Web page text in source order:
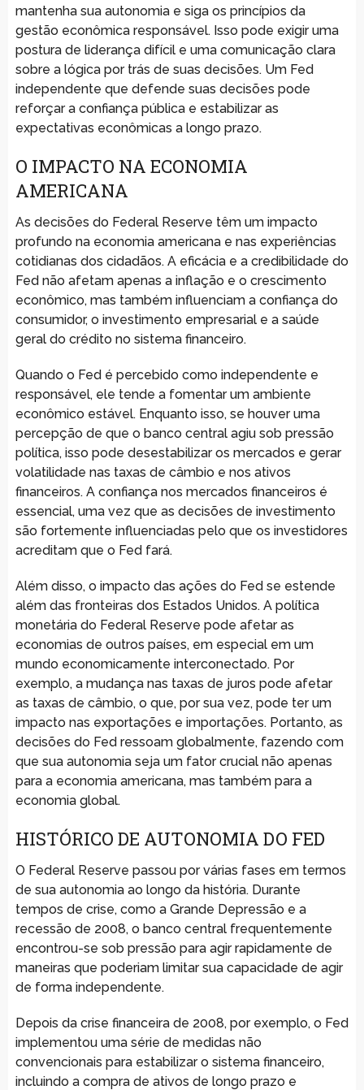
mantenha sua autonomia e siga os princípios da
gestão econômica responsável. Isso pode exigir uma
postura de liderança difícil e uma comunicação clara
sobre a lógica por trás de suas decisões. Um Fed
independente que defende suas decisões pode
reforçar a confiança pública e estabilizar as
expectativas econômicas a longo prazo.
O IMPACTO NA ECONOMIA
AMERICANA
As decisões do Federal Reserve têm um impacto
profundo na economia americana e nas experiências
cotidianas dos cidadãos. A eficácia e a credibilidade do
Fed não afetam apenas a inflação e o crescimento
econômico, mas também influenciam a confiança do
consumidor, o investimento empresarial e a saúde
geral do crédito no sistema financeiro.
Quando o Fed é percebido como independente e
responsável, ele tende a fomentar um ambiente
econômico estável. Enquanto isso, se houver uma
percepção de que o banco central agiu sob pressão
política, isso pode desestabilizar os mercados e gerar
volatilidade nas taxas de câmbio e nos ativos
financeiros. A confiança nos mercados financeiros é
essencial, uma vez que as decisões de investimento
são fortemente influenciadas pelo que os investidores
acreditam que o Fed fará.
Além disso, o impacto das ações do Fed se estende
além das fronteiras dos Estados Unidos. A política
monetária do Federal Reserve pode afetar as
economias de outros países, em especial em um
mundo economicamente interconectado. Por
exemplo, a mudança nas taxas de juros pode afetar
as taxas de câmbio, o que, por sua vez, pode ter um
impacto nas exportações e importações. Portanto, as
decisões do Fed ressoam globalmente, fazendo com
que sua autonomia seja um fator crucial não apenas
para a economia americana, mas também para a
economia global.
HISTÓRICO DE AUTONOMIA DO FED
O Federal Reserve passou por várias fases em termos
de sua autonomia ao longo da história. Durante
tempos de crise, como a Grande Depressão e a
recessão de 2008, o banco central frequentemente
encontrou-se sob pressão para agir rapidamente de
maneiras que poderiam limitar sua capacidade de agir
de forma independente.
Depois da crise financeira de 2008, por exemplo, o Fed
implementou uma série de medidas não
convencionais para estabilizar o sistema financeiro,
incluindo a compra de ativos de longo prazo e